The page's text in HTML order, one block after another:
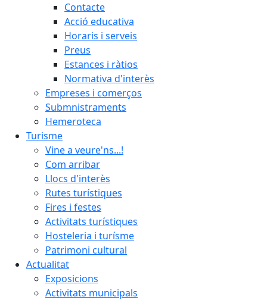
Contacte
Acció educativa
Horaris i serveis
Preus
Estances i ràtios
Normativa d'interès
Empreses i comerços
Submnistraments
Hemeroteca
Turisme
Vine a veure'ns...!
Com arribar
Llocs d'interès
Rutes turístiques
Fires i festes
Activitats turístiques
Hosteleria i turísme
Patrimoni cultural
Actualitat
Exposicions
Activitats municipals